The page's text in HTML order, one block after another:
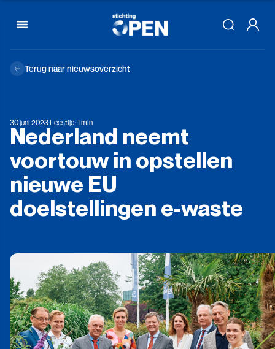
Terug naar nieuwsoverzicht
30 juni 2023·Leestijd: 1 min
Nederland neemt
voortouw in opstellen
nieuwe EU
doelstellingen e-waste